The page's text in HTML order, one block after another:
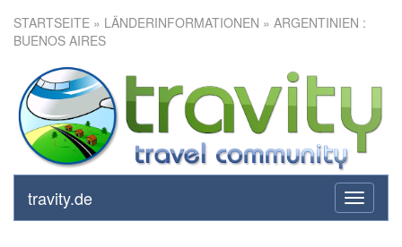
STARTSEITE » LÄNDERINFORMATIONEN » ARGENTINIEN :
BUENOS AIRES
toggle
travity.de